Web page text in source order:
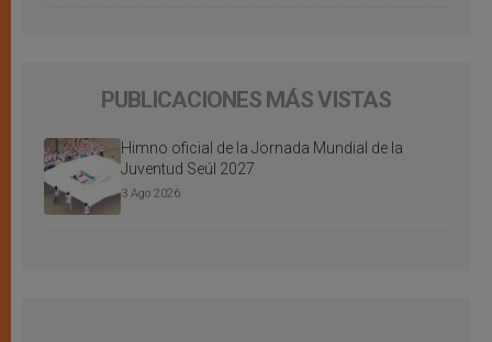
PUBLICACIONES MÁS VISTAS
Himno oficial de la Jornada Mundial de la
Juventud Seúl 2027
3 Ago 2026